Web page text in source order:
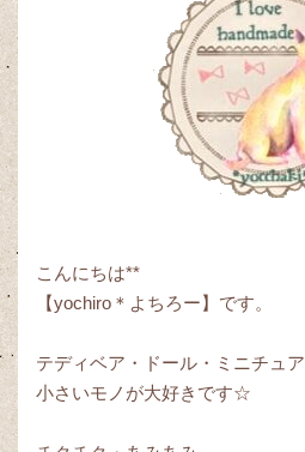
こんにちは**
【yochiro＊よちろー】です。
テディベア・ドール・ミニチュア
小さいモノが大好きです☆